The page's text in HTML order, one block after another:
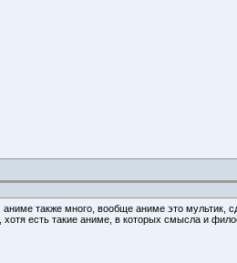
также много, вообще аниме это мультик,
есть такие аниме, в которых смысла и